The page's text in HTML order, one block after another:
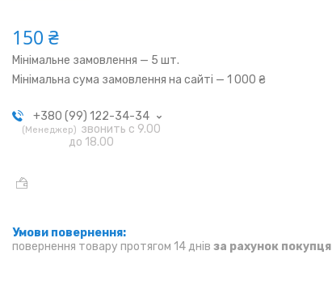
150 ₴
Мінімальне замовлення — 5 шт.
Мінімальна сума замовлення на сайті — 1 000 ₴
+380 (99) 122-34-34
Менеджер
звонить с 9.00
до 18.00
повернення товару протягом 14 днів за рахунок покупця